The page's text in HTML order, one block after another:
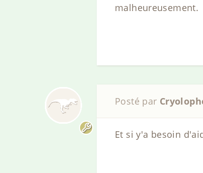
malheureusement.
Posté par
Et si y'a besoin